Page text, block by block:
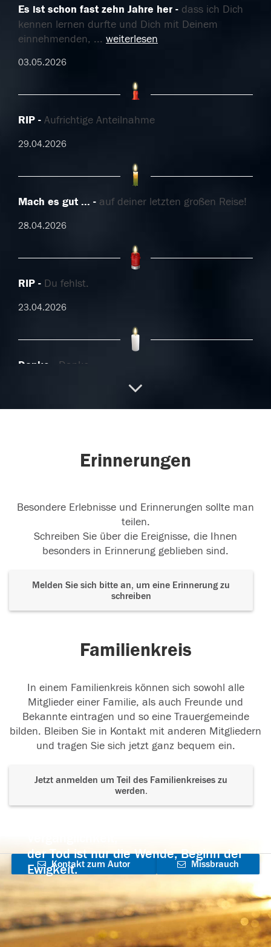
Es ist schon fast zehn Jahre her
dass ich Dich
kennen lernen durfte und Dich mit Deinem
einnehmenden, ... weiterlesen
03.05.2026
RIP Aufrichtige Anteilnahme
29.04.2026
Mach es gut ... auf deiner letzten großen Reise!
28.04.2026
RIP Du fehlst.
23.04.2026
Danke Danke
Erinnerungen
Besondere Erlebnisse und Erinnerungen sollte man
teilen.
Schreiben Sie über die Ereignisse, die Ihnen
besonders in Erinnerung geblieben sind.
Melden Sie sich bitte an, um eine Erinnerung zu
schreiben
Familienkreis
In einem Familienkreis können sich sowohl alle
Mitglieder einer Familie, als auch Freunde und
Bekannte eintragen und so eine Trauergemeinde
bilden. Bleiben Sie in Kontakt mit anderen Mitgliedern
und tragen Sie sich jetzt ganz bequem ein.
Jetzt anmelden um Teil des Familienkreises zu
werden.
der Tod ist nur die Wende, Beginn der
Ewigkeit.
Kontakt zum Autor
aufnehmen
Missbrauch